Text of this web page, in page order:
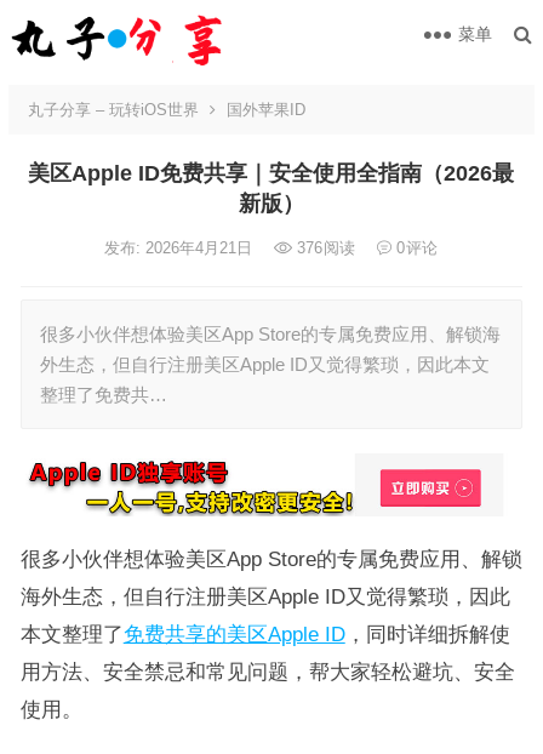
菜单
丸子分享 – 玩转iOS世界 国外苹果ID
美区Apple ID免费共享｜安全使用全指南（2026最
新版）
发布: 2026年4月21日 376阅读 0评论
很多小伙伴想体验美区App Store的专属免费应用、解锁海
外生态，但自行注册美区Apple ID又觉得繁琐，因此本文
整理了免费共…
很多小伙伴想体验美区App Store的专属免费应用、解锁
海外生态，但自行注册美区Apple ID又觉得繁琐，因此
本文整理了免费共享的美区Apple ID，同时详细拆解使
用方法、安全禁忌和常见问题，帮大家轻松避坑、安全
使用。